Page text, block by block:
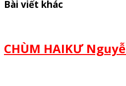
Bài viết khác
CHÙM HAIKƯ